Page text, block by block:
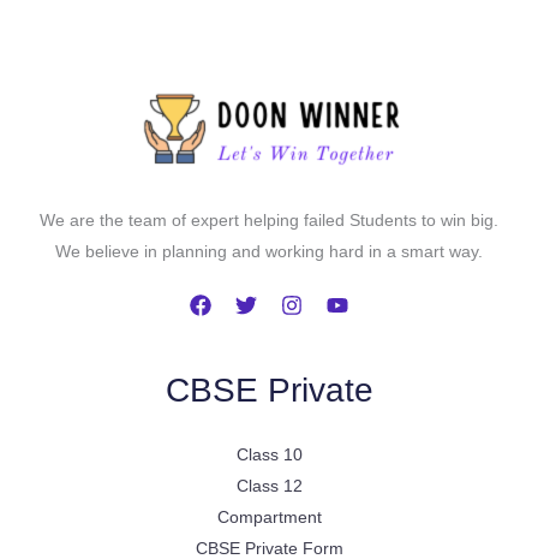
We are the team of expert helping failed Students to win big.
We believe in planning and working hard in a smart way.
CBSE Private
Class 10
Class 12
Compartment
CBSE Private Form